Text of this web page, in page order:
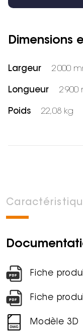
Dimensions
Largeur 2 000
Longueur 2 900
Poids 22,08 kg
Fiche
Fiche
Modèle 3D